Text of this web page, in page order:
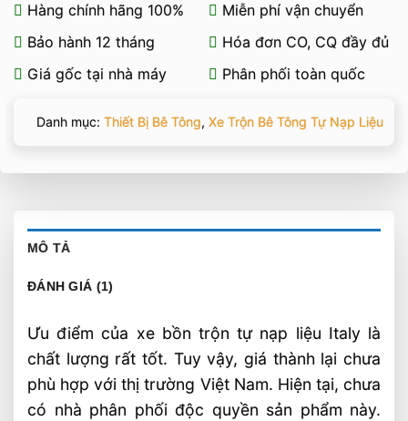
Hàng chính hãng 100%
Miễn phí vận chuyển
Bảo hành 12 tháng
Hóa đơn CO, CQ đầy đủ
Giá gốc tại nhà máy
Phân phối toàn quốc
Danh mục: Thiết Bị Bê Tông, Xe Trộn Bê Tông Tự Nạp Liệu
MÔ TẢ
ĐÁNH GIÁ (1)
Ưu điểm của xe bồn trộn tự nạp liệu Italy là
chất lượng rất tốt. Tuy vậy, giá thành lại chưa
phù hợp với thị trường Việt Nam. Hiện tại, chưa
có nhà phân phối độc quyền sản phẩm này.